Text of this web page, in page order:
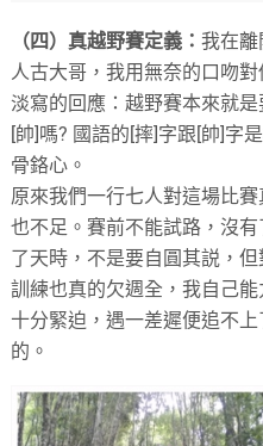
（四）真越野賽定義：我在
人古大哥，我用無奈的口吻
淡寫的回應：越野賽本來就
[帥]嗎? 國語的[摔]字跟[帥]字
骨鉻心。
原來我們一行七人對這場比
也不足。賽前不能試路，沒
了天時，不是要自圓其説，
訓練也真的欠週全，我自己
十分緊迫，遇一差遲便追不
的。